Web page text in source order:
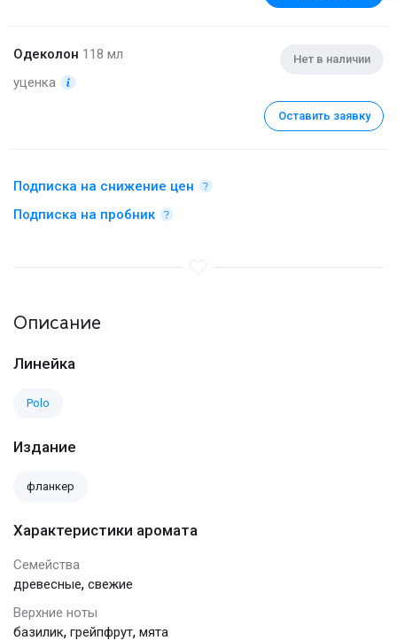
Одеколон 118 мл
уценка
Нет в наличии
Оставить заявку
Подписка на снижение цен
Подписка на пробник
Описание
Линейка
Polo
Издание
фланкер
Характеристики аромата
Семейства
древесные, свежие
Верхние ноты
базилик, грейпфрут, мята